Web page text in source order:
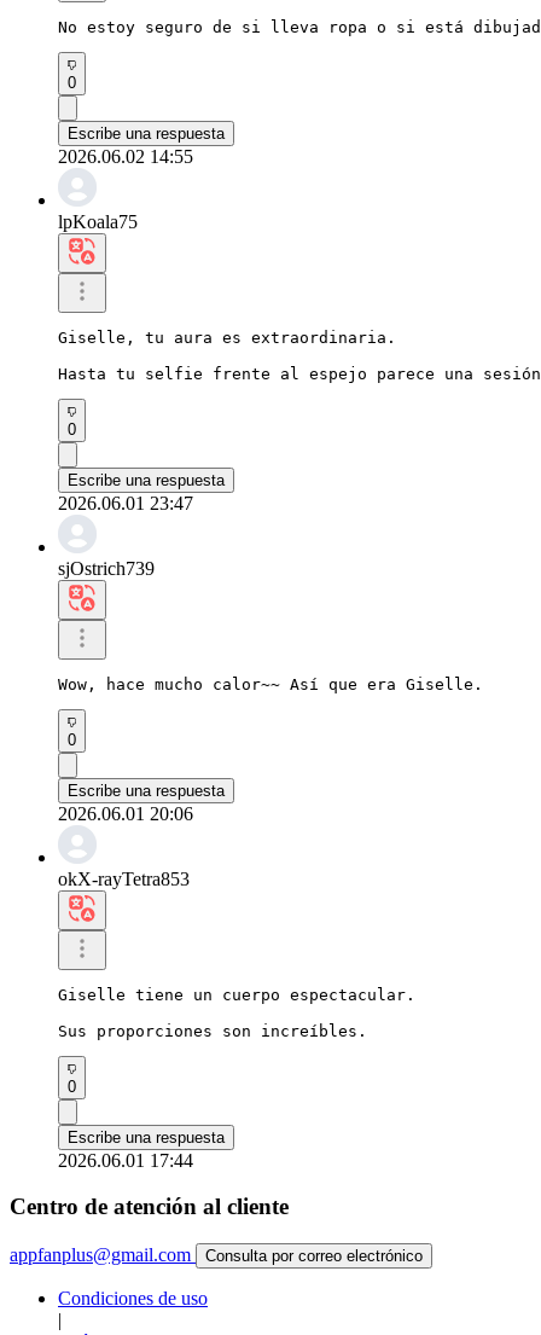
No estoy seguro de si lleva ropa o si está
0
Escribe una respuesta
2026.06.02 14:55
lpKoala75
Giselle, tu aura es extraordinaria.
Hasta tu selfie frente al espejo parece una
0
Escribe una respuesta
2026.06.01 23:47
sjOstrich739
Wow, hace mucho calor~~ Así que era Giselle.
0
Escribe una respuesta
2026.06.01 20:06
okX-rayTetra853
Giselle tiene un cuerpo espectacular.
Sus proporciones son increíbles.
0
Escribe una respuesta
2026.06.01 17:44
Centro de atención al cliente
appfanplus@gmail.com Consulta por correo electrónico
Condiciones de uso
|